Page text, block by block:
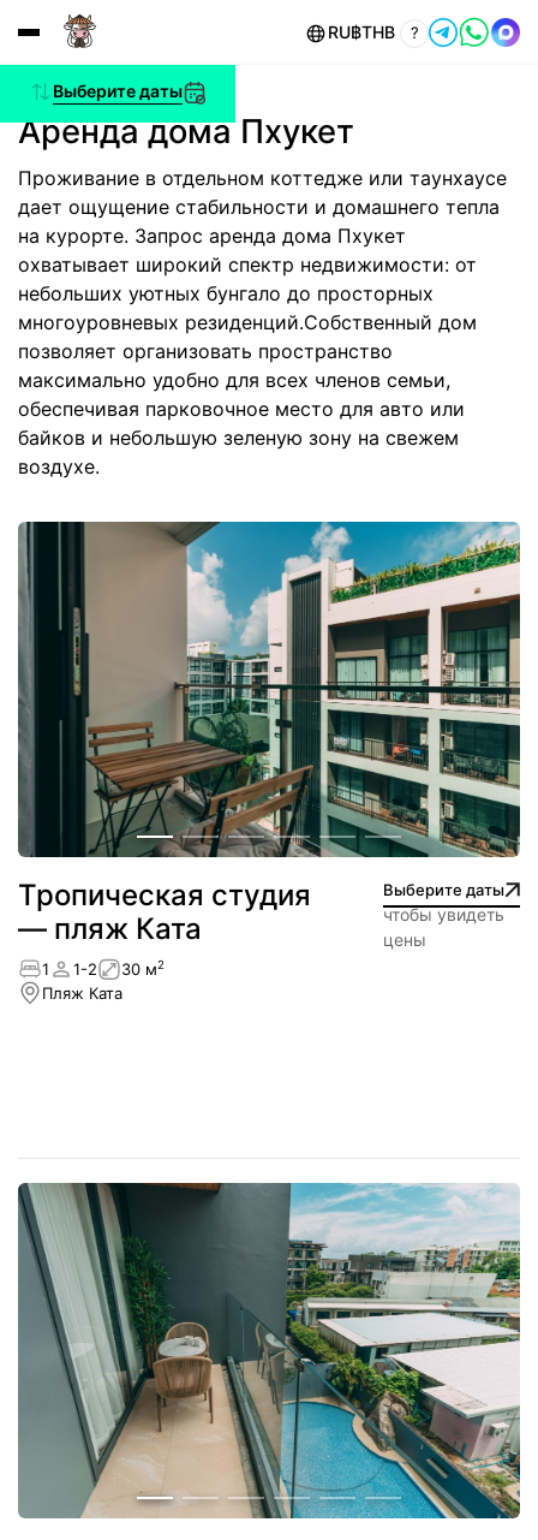
RU฿THB ?
Аренда дома Пхукет
Проживание в отдельном коттедже или таунхаусе
дает ощущение стабильности и домашнего тепла
на курорте. Запрос аренда дома Пхукет
охватывает широкий спектр недвижимости: от
небольших уютных бунгало до просторных
многоуровневых резиденций.Собственный дом
позволяет организовать пространство
максимально удобно для всех членов семьи,
обеспечивая парковочное место для авто или
байков и небольшую зеленую зону на свежем
воздухе.
Выберите даты
Тропическая студия
— пляж Ката
Выберите даты
чтобы увидеть
цены
1 1-2 30 м2
Пляж Ката